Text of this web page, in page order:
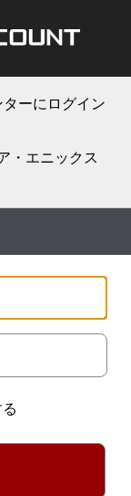
ーにログイン
・エニックス